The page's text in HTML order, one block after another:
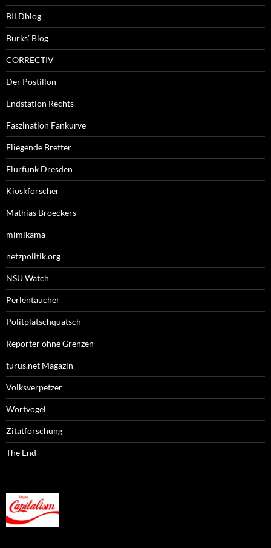
BILDblog
Burks’ Blog
CORRECTIV
Der Postillon
Endstation Rechts
Faszination Fankurve
Fliegende Bretter
Flurfunk Dresden
Kioskforscher
Mathias Broeckers
mimikama
netzpolitik.org
NSU Watch
Perlentaucher
Politplatschquatsch
Reporter ohne Grenzen
turus.net Magazin
Volksverpetzer
Wortvogel
Zitatforschung
The End